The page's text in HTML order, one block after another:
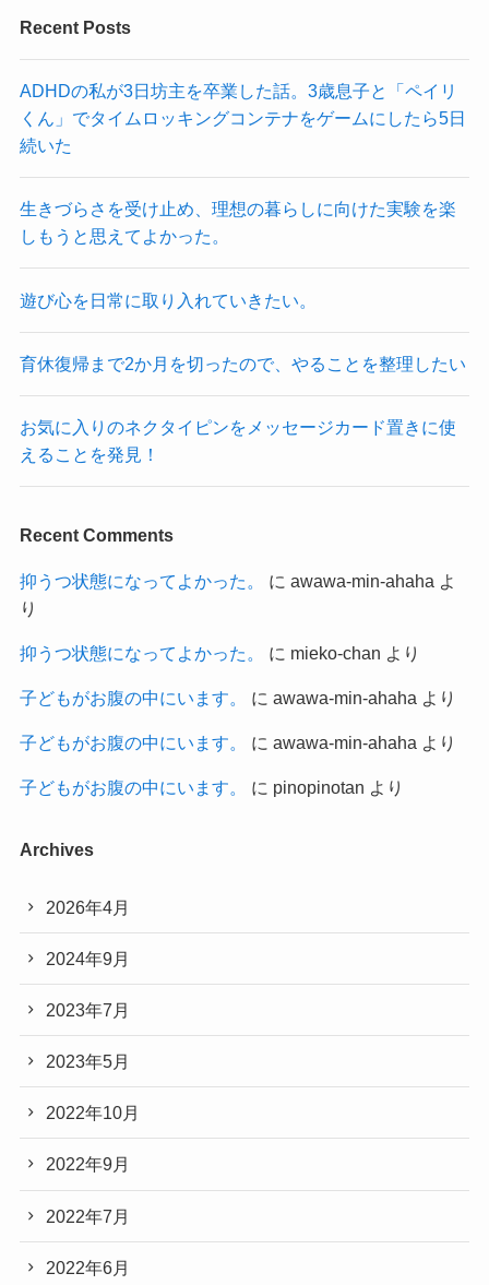
Recent Posts
ADHDの私が3日坊主を卒業した話。3歳息子と「ペイリ
くん」でタイムロッキングコンテナをゲームにしたら5日
続いた
生きづらさを受け止め、理想の暮らしに向けた実験を楽
しもうと思えてよかった。
遊び心を日常に取り入れていきたい。
育休復帰まで2か月を切ったので、やることを整理したい
お気に入りのネクタイピンをメッセージカード置きに使
えることを発見！
Recent Comments
抑うつ状態になってよかった。 に awawa-min-ahaha よ
り
抑うつ状態になってよかった。 に mieko-chan より
子どもがお腹の中にいます。 に awawa-min-ahaha より
子どもがお腹の中にいます。 に awawa-min-ahaha より
子どもがお腹の中にいます。 に pinopinotan より
Archives
2026年4月
2024年9月
2023年7月
2023年5月
2022年10月
2022年9月
2022年7月
2022年6月